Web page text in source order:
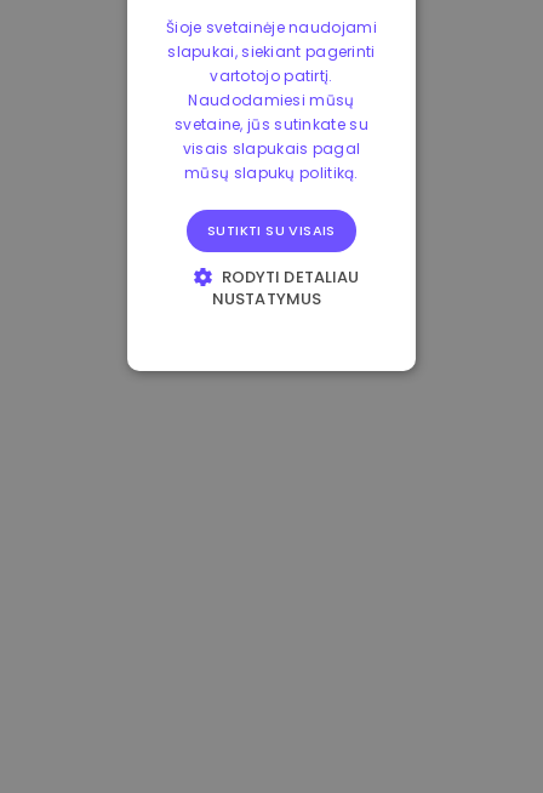
Šioje svetainėje naudojami
slapukai, siekiant pagerinti
vartotojo patirtį.
Naudodamiesi mūsų
svetaine, jūs sutinkate su
visais slapukais pagal
mūsų slapukų politiką.
SUTIKTI SU VISAIS
RODYTI DETALIAU
NUSTATYMUS